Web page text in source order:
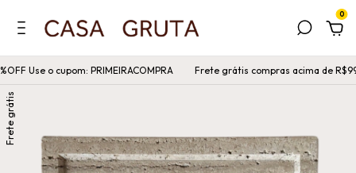
0
Use o cupom: PRIMEIRACOMPRA Frete grátis compras acima de R$999
Frete grátis